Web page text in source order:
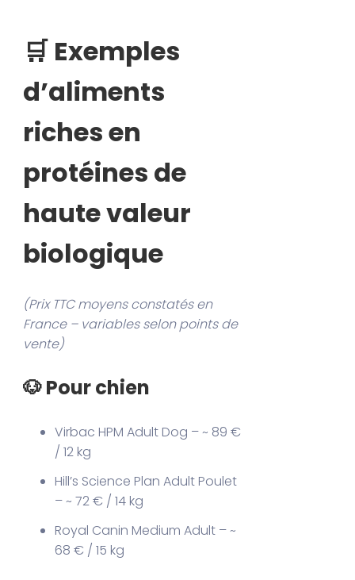
🛒 Exemples
d’aliments
riches en
protéines de
haute valeur
biologique
(Prix TTC moyens constatés en
France – variables selon points de
vente)
🐶 Pour chien
Virbac HPM Adult Dog – ~ 89 €
/ 12 kg
Hill’s Science Plan Adult Poulet
– ~ 72 € / 14 kg
Royal Canin Medium Adult – ~
68 € / 15 kg